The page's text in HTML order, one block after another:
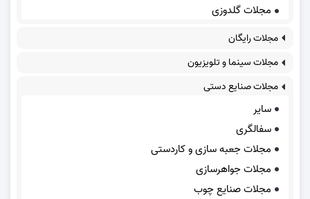
مجلات گلدوزی
مجلات رایگان
مجلات سینما و تلویزیون
مجلات صنایع دستی
سایر
سفالگری
مجلات جعبه سازی و کاردستی
مجلات جواهرسازی
مجلات صنایع چوب